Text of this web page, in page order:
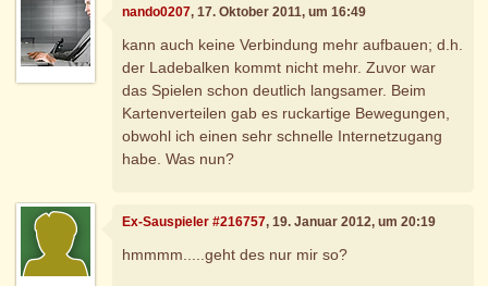
nando0207, 17. Oktober 2011, um 16:49
kann auch keine Verbindung mehr aufbauen; d.h.
der Ladebalken kommt nicht mehr. Zuvor war
das Spielen schon deutlich langsamer. Beim
Kartenverteilen gab es ruckartige Bewegungen,
obwohl ich einen sehr schnelle Internetzugang
habe. Was nun?
Ex-Sauspieler #216757, 19. Januar 2012, um 20:19
hmmmm.....geht des nur mir so?